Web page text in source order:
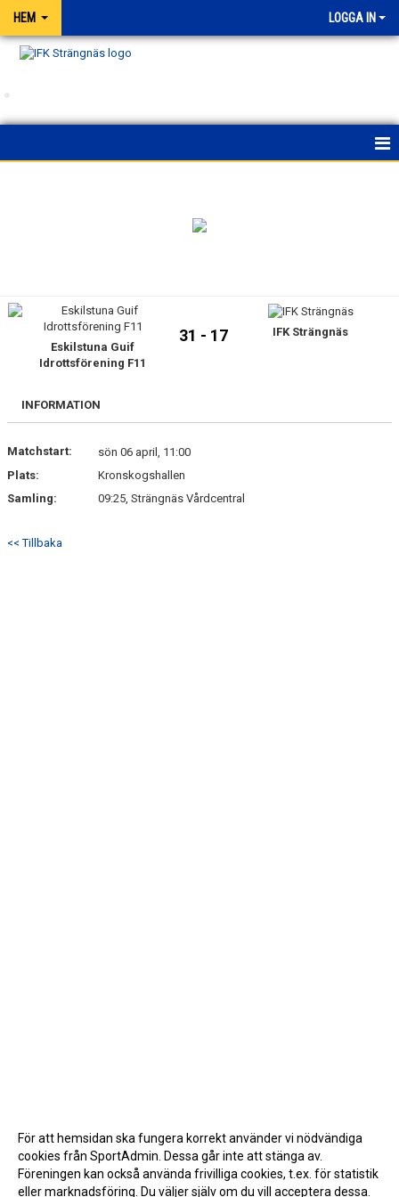
HEM LOGGA IN
.
MATCHER
IFK CENTRALORGANISATION
Eskilstuna Guif
Idrottsförening F11
31 - 17 IFK Strängnäs
INFORMATION
Matchstart:
sön 06 april, 11:00
Plats:
Kronskogshallen
Samling:
09:25, Strängnäs Vårdcentral
<< Tillbaka
För att hemsidan ska fungera korrekt använder vi nödvändiga
cookies från SportAdmin. Dessa går inte att stänga av.
Föreningen kan också använda frivilliga cookies, t.ex. för statistik
eller marknadsföring. Du väljer själv om du vill acceptera dessa.